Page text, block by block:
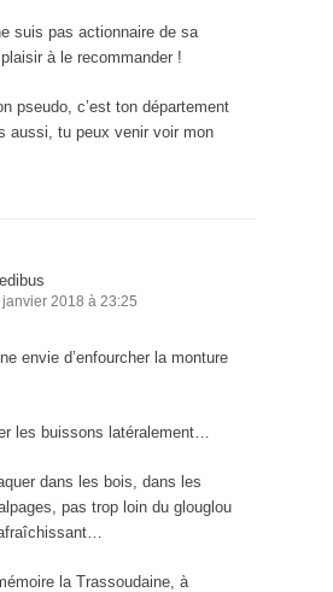
suis pas actionnaire de sa
à le recommander !
pseudo, c’est ton département
aussi, tu peux venir voir mon
janvier 2018 à 23:25
envie d’enfourcher la monture
les buissons latéralement…
dans les bois, dans les
pas trop loin du glouglou
la Trassoudaine, à